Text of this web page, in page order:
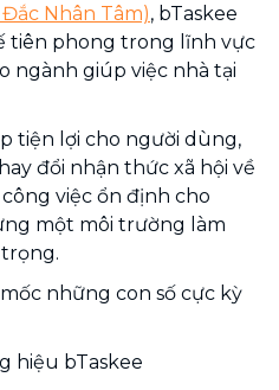
Nhân Tâm), bTaskee
tiên phong trong lĩnh vực
ngành giúp việc nhà tại
tiện lợi cho người dùng,
đổi nhận thức xã hội về
việc ổn định cho
một môi trường làm
những con số cực kỳ
hiệu bTaskee